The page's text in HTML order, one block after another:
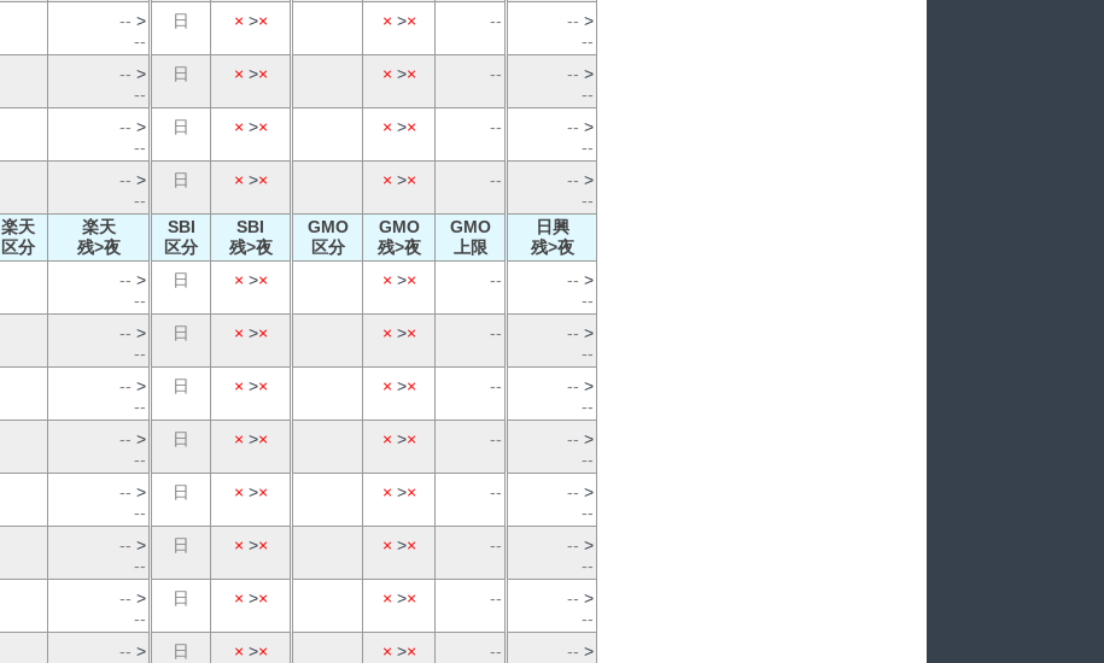
-- >
--
日 × >× × >× -- -- >
--
-- >
--
日 × >× × >× -- -- >
--
-- >
--
日 × >× × >× -- -- >
--
-- >
--
日 × >× × >× -- -- >
--
楽天
区分
楽天
残>夜
SBI
区分
SBI
残>夜
GMO
区分
GMO
残>夜
GMO
上限
日興
残>夜
-- >
--
日 × >× × >× -- -- >
--
-- >
--
日 × >× × >× -- -- >
--
-- >
--
日 × >× × >× -- -- >
--
-- >
--
日 × >× × >× -- -- >
--
-- >
--
日 × >× × >× -- -- >
--
-- >
--
日 × >× × >× -- -- >
--
-- >
--
日 × >× × >× -- -- >
--
-- >
日 × >× × >× -- -- >